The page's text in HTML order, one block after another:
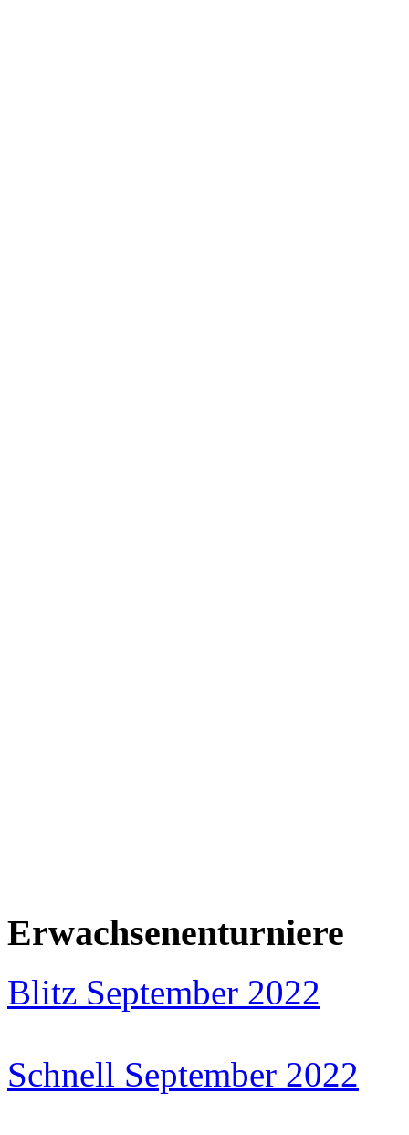
Erwachsenenturniere
Blitz September 2022
Schnell September 2022